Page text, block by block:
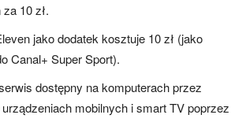
10 zł.
jako dodatek kosztuje 10 zł (jako
Canal+ Super Sport).
dostępny na komputerach przez
mobilnych i smart TV poprzez